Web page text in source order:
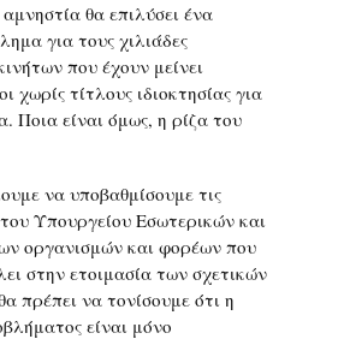
θα επιλύσει ένα
για τους χιλιάδες
που έχουν μείνει
χωρίς τίτλους ιδιοκτησίας για
Ποια είναι όμως, η ρίζα του
να υποβαθμίσουμε τις
Υπουργείου Εσωτερικών και
οργανισμών και φορέων που
στην ετοιμασία των σχετικών
πρέπει να τονίσουμε ότι η
είναι μόνο